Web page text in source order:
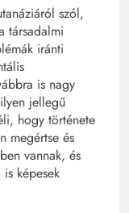
szól,
társadalmi
iránti
is nagy
jellegű
hogy története
megértse és
vannak, és
képesek